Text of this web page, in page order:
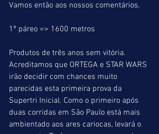
Vamos então aos nossos comentários.
1º páreo => 1600 metros
Produtos de três anos sem vitória.
Acreditamos que ORTEGA e STAR WARS
irão decidir com chances muito
parecidas esta primeira prova da
Supertri Inicial. Como o primeiro após
duas corridas em São Paulo está mais
ambientado aos ares cariocas, levará o